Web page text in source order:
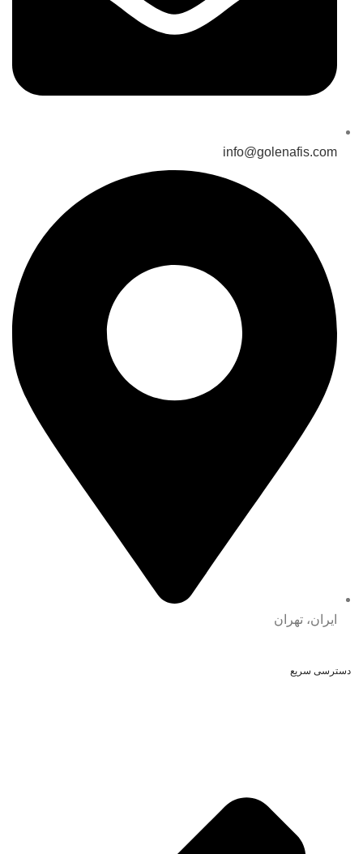
info@golenafis.com
ایران، تهران
دسترسی سریع